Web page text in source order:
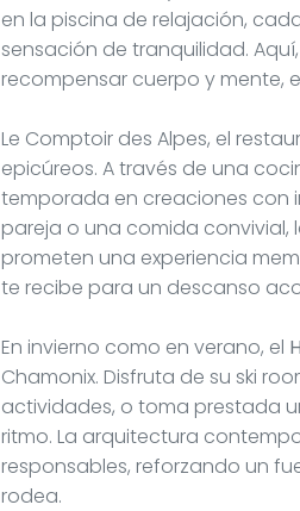
en la piscina de relajación,
sensación de tranquilidad.
recompensar cuerpo y mente,
Le Comptoir des Alpes, el
epicúreos. A través de una
temporada en creaciones con
pareja o una comida convivial,
prometen una experiencia
te recibe para un descanso
En invierno como en verano, el
Chamonix. Disfruta de su ski
actividades, o toma prestada
ritmo. La arquitectura
responsables, reforzando un
rodea.